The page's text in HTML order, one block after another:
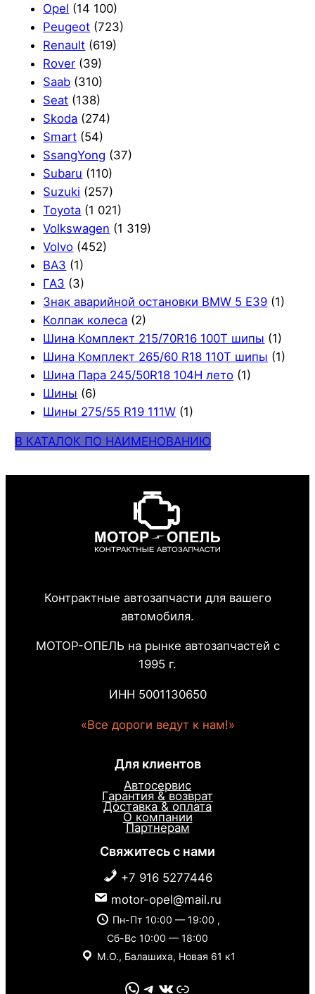
Opel (14 100)
Peugeot (723)
Renault (619)
Rover (39)
Saab (310)
Seat (138)
Skoda (274)
Smart (54)
SsangYong (37)
Subaru (110)
Suzuki (257)
Toyota (1 021)
Volkswagen (1 319)
Volvo (452)
ВАЗ (1)
ГАЗ (3)
Знак аварийной остановки BMW 5 E39 (1)
Колпак колеса (2)
Шина Комплект 215/70R16 100T шипы (1)
Шина Комплект 265/60 R18 110T шипы (1)
Шина Пара 245/50R18 104H лето (1)
Шины (6)
Шины 275/55 R19 111W (1)
В КАТАЛОК ПО НАИМЕНОВАНИЮ
Контрактные автозапчасти для вашего
автомобиля.
МОТОР-ОПЕЛЬ на рынке автозапчастей с
1995 г.
ИНН 5001130650
«Все дороги ведут к нам!»
Для клиентов
Автосервис
Гарантия & возврат
Доставка & оплата
О компании
Партнерам
Свяжитесь с нами
+7 916 5277446
motor-opel@mail.ru
Пн-Пт 10:00 — 19:00 ,
Сб-Вс 10:00 — 18:00
М.О., Балашиха, Новая 61 к1
WhatsApp Telegram VK Link